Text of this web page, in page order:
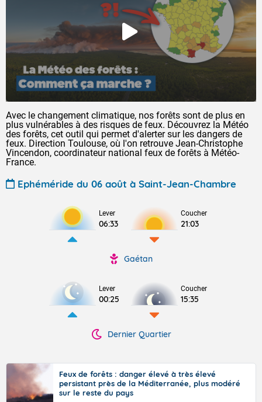
Avec le changement climatique, nos forêts sont de plus en
plus vulnérables à des risques de feux. Découvrez la Météo
des forêts, cet outil qui permet d'alerter sur les dangers de
feux. Direction Toulouse, où l'on retrouve Jean-Christophe
Vincendon, coordinateur national feux de forêts à Météo-
France.
Ephéméride du 06 août à Saint-Jean-Chambre
Lever
06:33
Coucher
21:03
Gaétan
Lever
00:25
Coucher
15:35
Dernier Quartier
Feux de forêts : danger élevé à très élevé
persistant près de la Méditerranée, plus modéré
sur le reste du pays